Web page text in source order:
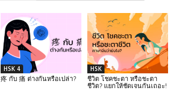
HSK 4
疼 กับ 痛 ต่างกันหรือเปล่า?
HSK
ชีวิต โชคชะตา หรือชะตา
ชีวิต? แยกให้ชัดเจนกันเถอะ!